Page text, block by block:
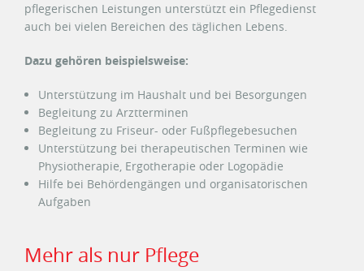
pflegerischen Leistungen unterstützt ein Pflegedienst
auch bei vielen Bereichen des täglichen Lebens.
Dazu gehören beispielsweise:
Unterstützung im Haushalt und bei Besorgungen
Begleitung zu Arztterminen
Begleitung zu Friseur- oder Fußpflegebesuchen
Unterstützung bei therapeutischen Terminen wie
Physiotherapie, Ergotherapie oder Logopädie
Hilfe bei Behördengängen und organisatorischen
Aufgaben
Mehr als nur Pflege